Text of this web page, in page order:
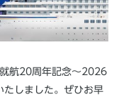
航20周年記念～2026
たしました。ぜひお早